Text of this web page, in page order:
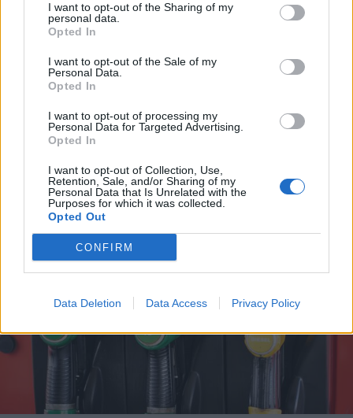
I want to opt-out of the Sharing of my
personal data.
Opted In
I want to opt-out of the Sale of my
Personal Data.
Opted In
I want to opt-out of processing my
Personal Data for Targeted Advertising.
Opted In
I want to opt-out of Collection, Use,
Retention, Sale, and/or Sharing of my
Personal Data that Is Unrelated with the
Purposes for which it was collected.
Opted Out
CONFIRM
Data Deletion Data Access Privacy Policy
ALTRE NOTIZIE DI MILANO